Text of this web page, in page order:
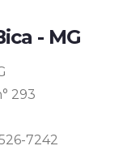
- MG
293
7242